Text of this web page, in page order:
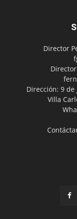
Director
Dirección: 9 de
Villa